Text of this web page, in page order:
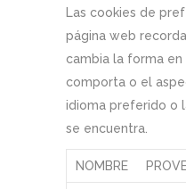
Las cookies de
página web
cambia la forma en
comporta o el
idioma preferido o
se encuentra.
NOMBRE